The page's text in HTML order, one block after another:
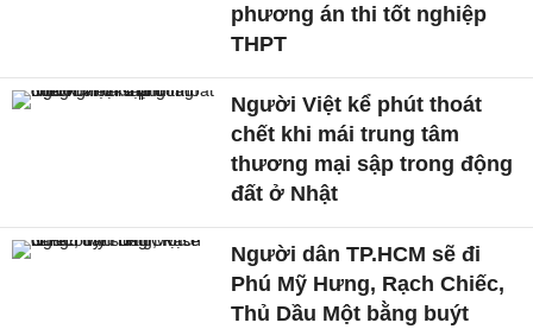
phương án thi tốt nghiệp
THPT
Người Việt kể phút thoát
chết khi mái trung tâm
thương mại sập trong động
đất ở Nhật
Người dân TP.HCM sẽ đi
Phú Mỹ Hưng, Rạch Chiếc,
Thủ Dầu Một bằng buýt